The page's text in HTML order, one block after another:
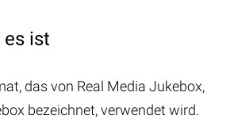
es ist
das von Real Media Jukebox,
bezeichnet, verwendet wird.